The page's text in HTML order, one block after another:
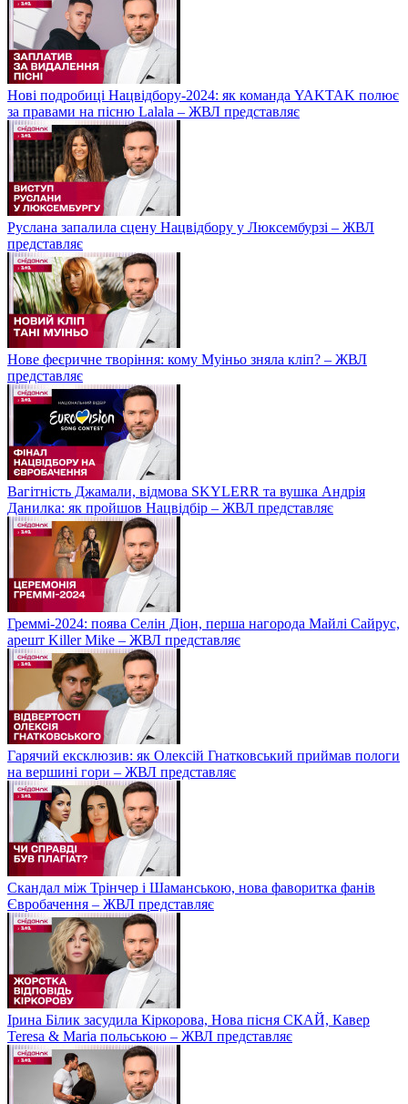
Нові подробиці Нацвідбору-2024: як команда YAKTAK полює
за правами на пісню Lalala – ЖВЛ представляє
Руслана запалила сцену Нацвідбору у Люксембурзі – ЖВЛ
представляє
Нове феєричне творіння: кому Муіньо зняла кліп? – ЖВЛ
представляє
Вагітність Джамали, відмова SKYLERR та вушка Андрія
Данилка: як пройшов Нацвідбір – ЖВЛ представляє
Греммі-2024: поява Селін Діон, перша нагорода Майлі Сайрус,
арешт Killer Mike – ЖВЛ представляє
Гарячий ексклюзив: як Олексій Гнатковський приймав пологи
на вершині гори – ЖВЛ представляє
Скандал між Трінчер і Шаманською, нова фаворитка фанів
Євробачення – ЖВЛ представляє
Ірина Білик засудила Кіркорова, Нова пісня СКАЙ, Кавер
Teresa & Maria польською – ЖВЛ представляє